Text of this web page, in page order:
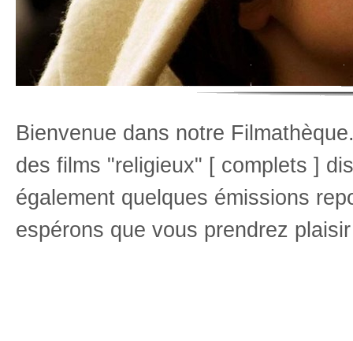
Bienvenue dans notre
des films "religieux" [ complets ]
également quelques émissions
espérons que vous prendrez